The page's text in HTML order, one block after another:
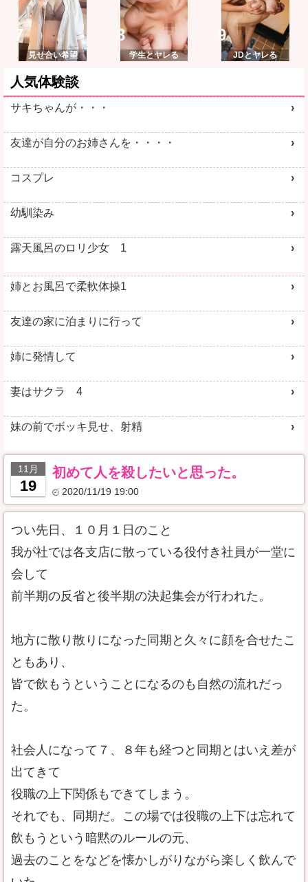
見せ合い希望 学生とヤレる JDとヤレる
人気体験談
サキちゃんが・・・
友達が自分のお姉さんを・・・・
コスプレ
幼馴染み
露天風呂のロリ少女 1
姉とお風呂で柔軟体操1
友達の家に泊まりに行って
姉に発情して
妻はサクラ 4
妹の前でボッキ見せ、射精
11月
19
初めて人を殺したいと思った。
2020/11/19 19:00
つい先日、１０月１日のこと
我が社では各支店に散っている役付き社員が一堂に
会して
前半期の反省と後半期の決起集会が行われた。
地方に散り散りになった同期と久々に顔を合せたこ
ともあり、
皆で飲もうということになるのも自然の流れだっ
た。
社会人になって７、８年も経つと同期とはいえ差が
出てきて
役職の上下関係もできてしまう。
それでも、同期だ。この場では役職の上下は忘れて
飲もうという暗黙のルールの元、
過去のことをなどを懐かしがりながら楽しく飲んで